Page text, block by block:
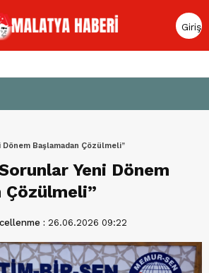
Giriş
Yap
Başlamadan Çözülmeli”
Yeni Dönem
Çözülmeli”
: 26.06.2026 09:22